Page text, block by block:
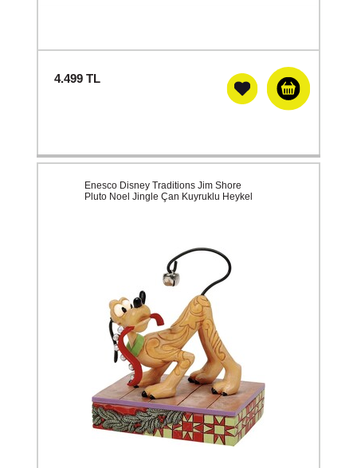
4.499 TL
Enesco Disney Traditions Jim Shore
Pluto Noel Jingle Çan Kuyruklu Heykel